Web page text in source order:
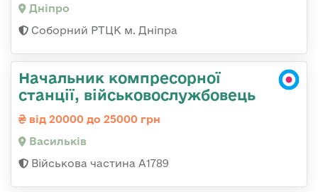
Дніпро
Соборний РТЦК м. Дніпра
Начальник компресорної
станції, військовослужбовець
від 20000 до 25000 грн
Васильків
Військова частина А1789